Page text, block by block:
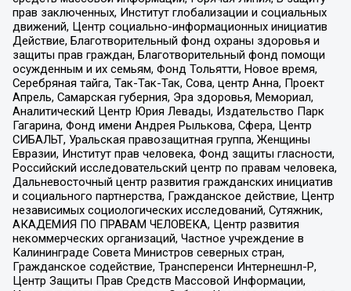
прав заключенных, Институт глобализации и социальных
движений, Центр социально-информационных инициатив
Действие, Благотворительный фонд охраны здоровья и
защиты прав граждан, Благотворительный фонд помощи
осужденным и их семьям, Фонд Тольятти, Новое время,
Серебряная тайга, Так-Так-Так, Сова, центр Анна, Проект
Апрель, Самарская губерния, Эра здоровья, Мемориал,
Аналитический Центр Юрия Левады, Издательство Парк
Гагарина, Фонд имени Андрея Рылькова, Сфера, Центр
СИБАЛЬТ, Уральская правозащитная группа, Женщины
Евразии, Институт прав человека, Фонд защиты гласности,
Российский исследовательский центр по правам человека,
Дальневосточный центр развития гражданских инициатив
и социального партнерства, Гражданское действие, Центр
независимых социологических исследований, Сутяжник,
АКАДЕМИЯ ПО ПРАВАМ ЧЕЛОВЕКА, Центр развития
некоммерческих организаций, Частное учреждение в
Калининграде Совета Министров северных стран,
Гражданское содействие, Трансперенси Интернешнл-Р,
Центр Защиты Прав Средств Массовой Информации,